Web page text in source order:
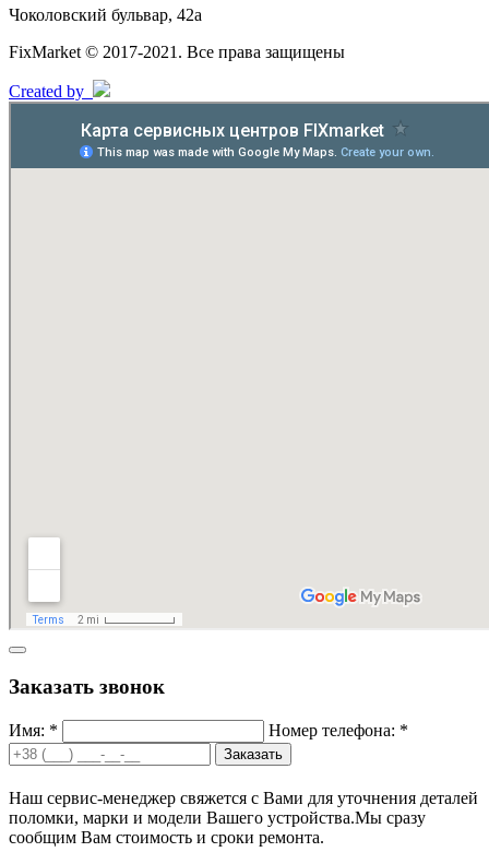
Чоколовский бульвар, 42а
FixMarket © 2017-2021. Все права защищены
Created by
Заказать звонок
Имя: * Номер телефона: *
Заказать
Наш сервис-менеджер свяжется с Вами для уточнения деталей
поломки, марки и модели Вашего устройства.Мы сразу
сообщим Вам стоимость и сроки ремонта.